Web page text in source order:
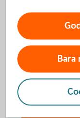
Logga in
Bara